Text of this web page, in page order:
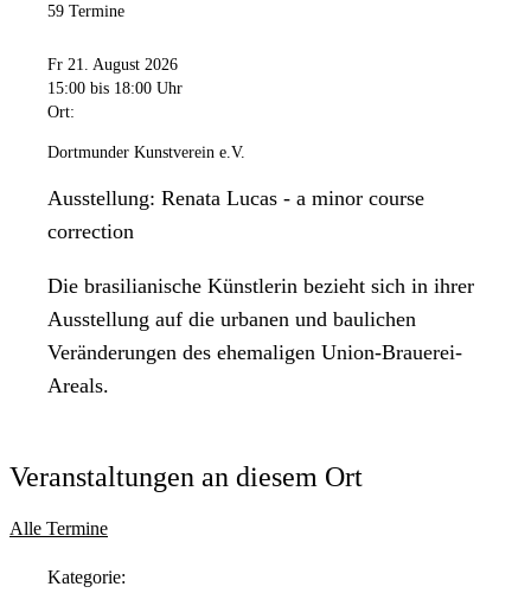
59 Termine
Fr 21. August 2026
15:00 bis 18:00 Uhr
Ort:
Dortmunder Kunstverein e.V.
Ausstellung: Renata Lucas - a minor course
correction
Die brasilianische Künstlerin bezieht sich in ihrer
Ausstellung auf die urbanen und baulichen
Veränderungen des ehemaligen Union-Brauerei-
Areals.
Veranstaltungen an diesem Ort
Alle Termine
Kategorie: